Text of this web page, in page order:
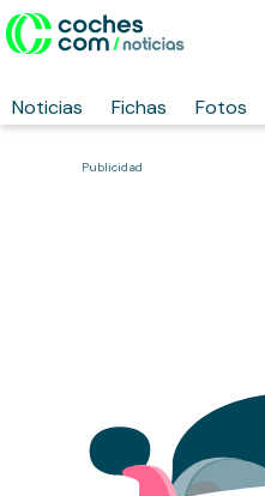
Noticias Fichas Fotos
Publicidad